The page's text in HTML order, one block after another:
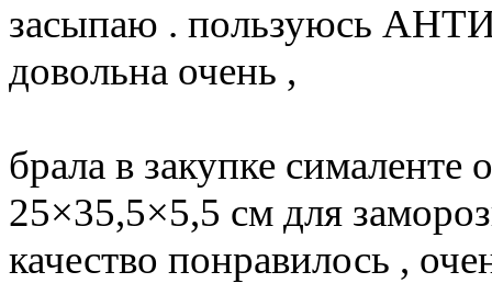
засыпаю . пользуюсь
довольна очень ,
брала в закупке
25×35,5×5,5 см для
качество понравилось ,